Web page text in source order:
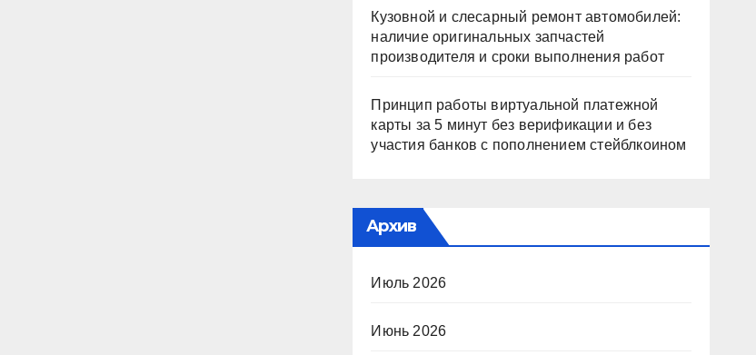
Кузовной и слесарный ремонт автомобилей:
наличие оригинальных запчастей
производителя и сроки выполнения работ
Принцип работы виртуальной платежной
карты за 5 минут без верификации и без
участия банков с пополнением стейблкоином
Архив
Июль 2026
Июнь 2026